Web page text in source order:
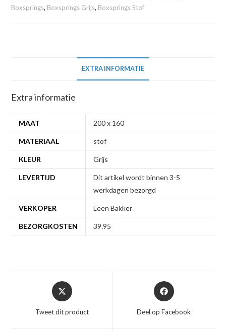
Boxsprings, Boxsprings Grijs, Boxsprings Stof
EXTRA INFORMATIE
Extra informatie
MAAT 200 x 160
MATERIAAL stof
KLEUR Grijs
LEVERTIJD
Dit artikel wordt binnen 3-5
werkdagen bezorgd
VERKOPER Leen Bakker
BEZORGKOSTEN 39.95
Opent
in
nieuw
Tweet dit product
Opent
in
nieuw
Deel op Facebook